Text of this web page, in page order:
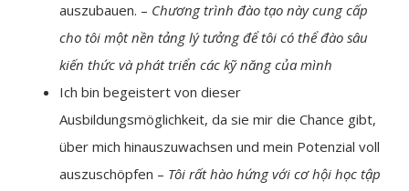
auszubauen. – Chương trình đào tạo này cung cấp
cho tôi một nền tảng lý tưởng để tôi có thể đào sâu
kiến thức và phát triển các kỹ năng của mình
Ich bin begeistert von dieser
Ausbildungsmöglichkeit, da sie mir die Chance gibt,
über mich hinauszuwachsen und mein Potenzial voll
auszuschöpfen – Tôi rất hào hứng với cơ hội học tập